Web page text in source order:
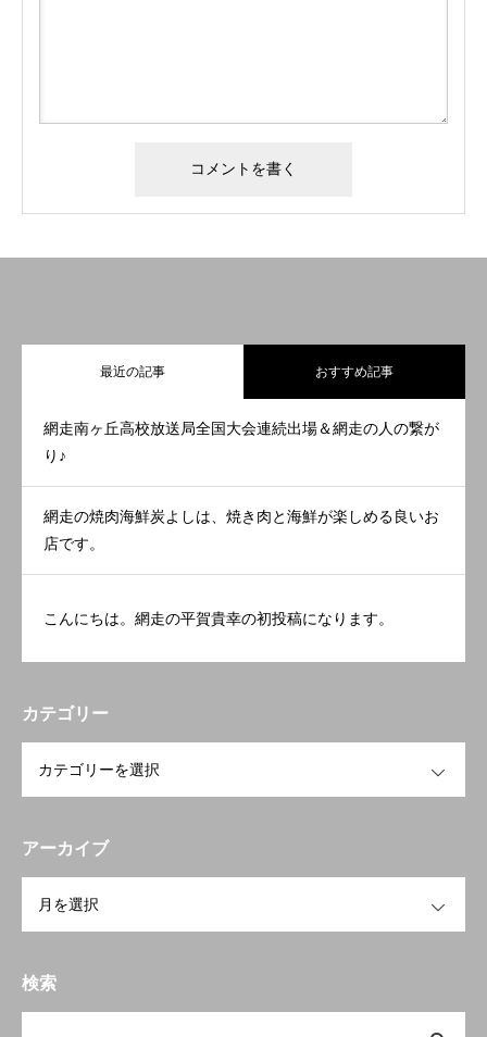
最近の記事 おすすめ記事
網走南ヶ丘高校放送局全国大会連続出場＆網走の人の繋が
り♪
網走の焼肉海鮮炭よしは、焼き肉と海鮮が楽しめる良いお
店です。
こんにちは。網走の平賀貴幸の初投稿になります。
カテゴリー
アーカイブ
検索